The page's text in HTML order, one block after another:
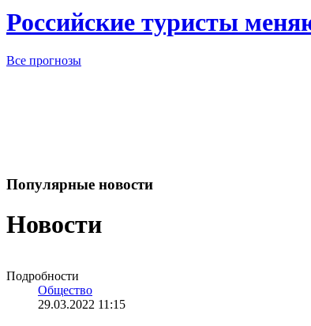
Российские туристы
Все прогнозы
Популярные новости
Новости
Подробности
Общество
29.03.2022 11:15